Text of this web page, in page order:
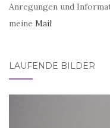
Anregungen und
meine Mail
LAUFENDE BILDER